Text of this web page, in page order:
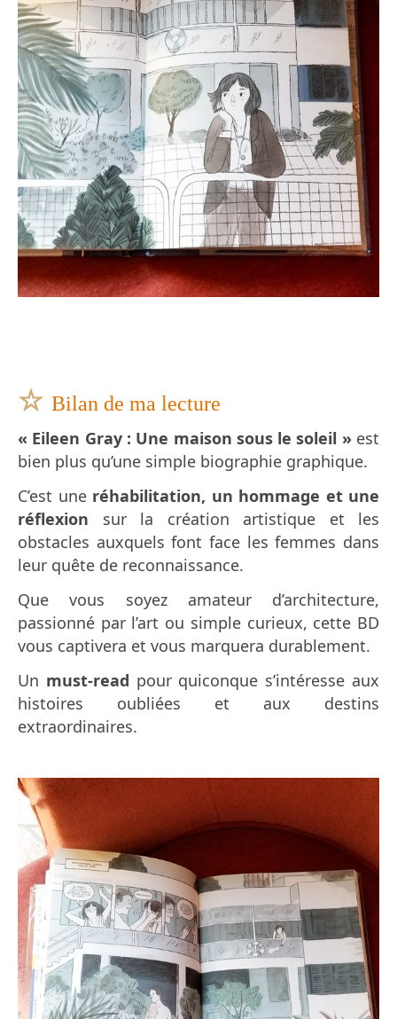
☆ Bilan de ma lecture
« Eileen Gray : Une maison sous le soleil »est
bien plus qu’une simple biographie graphique.
C’est une réhabilitation, un hommage et une
réflexion sur la création artistique et les
obstacles auxquels font face les femmes dans
leur quête de reconnaissance.
Que vous soyez amateur d’architecture,
passionné par l’art ou simple curieux, cette BD
vous captivera et vous marquera durablement.
Un must-read pour quiconque s’intéresse aux
histoires oubliées et aux destins
extraordinaires.